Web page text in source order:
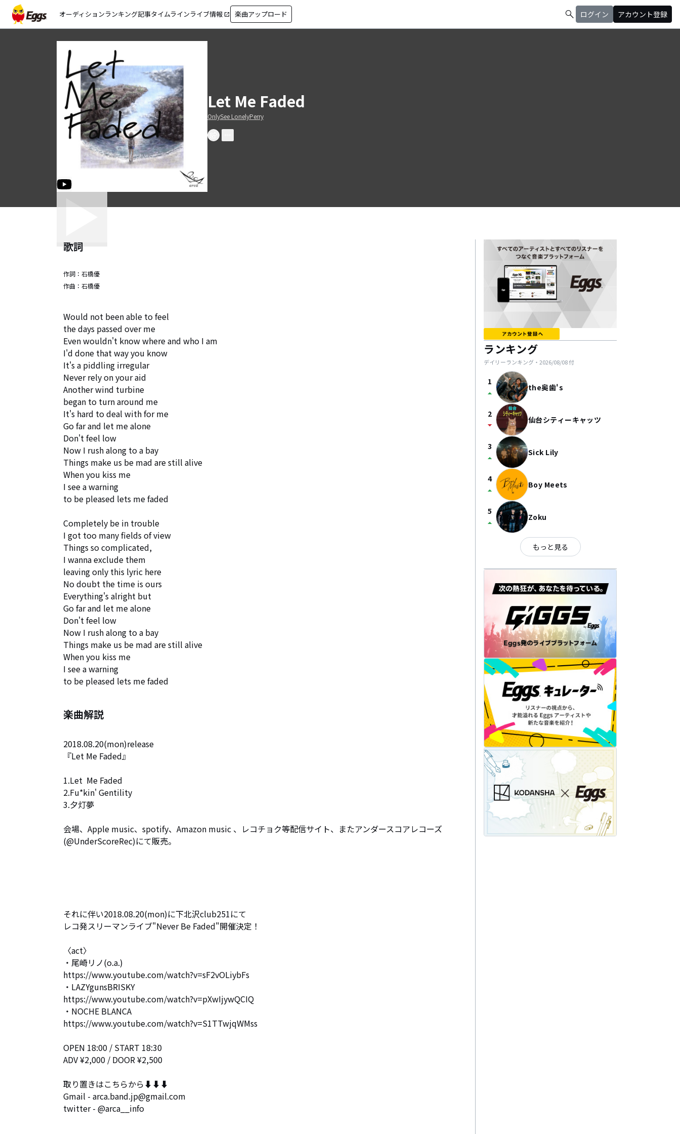
オーディションランキング記事タイムラインライブ情報 open_in_new 楽曲アップロード search ログイン アカウント登録
Let Me Faded
OnlySee LonelyPerry
歌詞
作詞： 石橋優
作曲： 石橋優
Would not been able to feel
the days passed over me
Even wouldn't know where and who I am
I'd done that way you know
It's a piddling irregular
Never rely on your aid
Another wind turbine
began to turn around me
It's hard to deal with for me
Go far and let me alone
Don't feel low
Now I rush along to a bay
Things make us be mad are still alive
When you kiss me
I see a warning
to be pleased lets me faded
Completely be in trouble
I got too many fields of view
Things so complicated,
I wanna exclude them
leaving only this lyric here
No doubt the time is ours
Everything's alright but
Go far and let me alone
Don't feel low
Now I rush along to a bay
Things make us be mad are still alive
When you kiss me
I see a warning
to be pleased lets me faded
楽曲解説
2018.08.20(mon)release
『Let Me Faded』
1.Let  Me Faded
2.Fu*kin' Gentility
3.夕灯夢
会場、Apple music、spotify、Amazon music 、レコチョク等配信サイト、またアンダースコアレコーズ
(@UnderScoreRec)にて販売。
それに伴い2018.08.20(mon)に下北沢club251にて
レコ発スリーマンライブ"Never Be Faded"開催決定！
〈act〉
・尾崎リノ(o.a.)
https://www.youtube.com/watch?v=sF2vOLiybFs
・LAZYgunsBRISKY
https://www.youtube.com/watch?v=pXwIjywQCIQ
・NOCHE BLANCA
https://www.youtube.com/watch?v=S1TTwjqWMss
OPEN 18:00 / START 18:30
ADV ¥2,000 / DOOR ¥2,500
取り置きはこちらから⬇︎⬇︎⬇︎
Gmail - arca.band.jp@gmail.com
twitter - @arca__info
ランキング
デイリーランキング・ 2026/08/08付
1
arrow_drop_up the奥歯's
2
arrow_drop_down 仙台シティーキャッツ
3
arrow_drop_up Sick Lily
4
arrow_drop_up Boy Meets
5
arrow_drop_up Zoku
もっと見る